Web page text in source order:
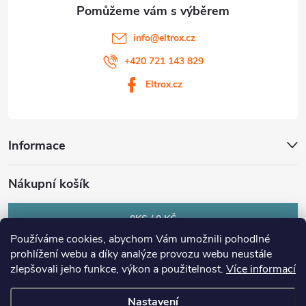
Používáme cookies, abychom Vám umožnili pohodlné
prohlížení webu a díky analýze provozu webu neustále
zlepšovali jeho funkce, výkon a použitelnost. Více informací
Nastavení
info@eltrox.cz
+420 721 143 829
Eltrox.cz
Informace
Nákupní košík
0KS /0 KČ